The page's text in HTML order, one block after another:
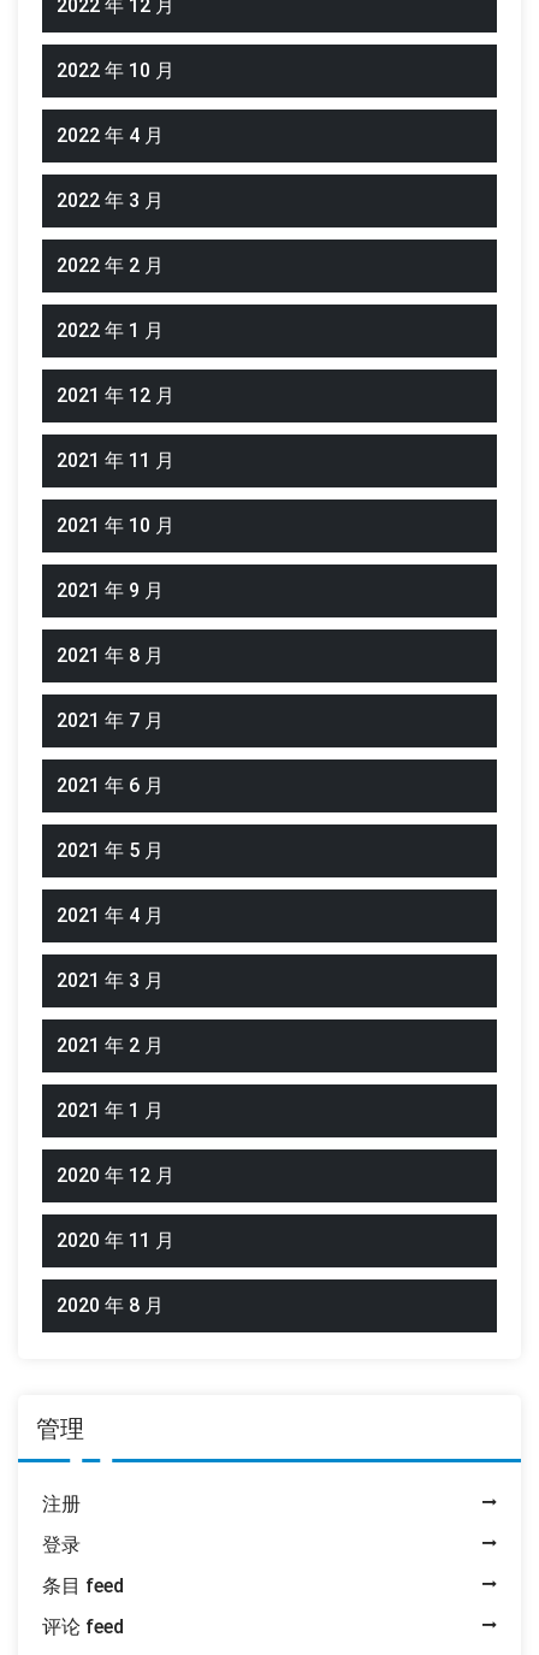
2022 年 12 月
2022 年 10 月
2022 年 4 月
2022 年 3 月
2022 年 2 月
2022 年 1 月
2021 年 12 月
2021 年 11 月
2021 年 10 月
2021 年 9 月
2021 年 8 月
2021 年 7 月
2021 年 6 月
2021 年 5 月
2021 年 4 月
2021 年 3 月
2021 年 2 月
2021 年 1 月
2020 年 12 月
2020 年 11 月
2020 年 8 月
管理
注册
登录
条目 feed
评论 feed